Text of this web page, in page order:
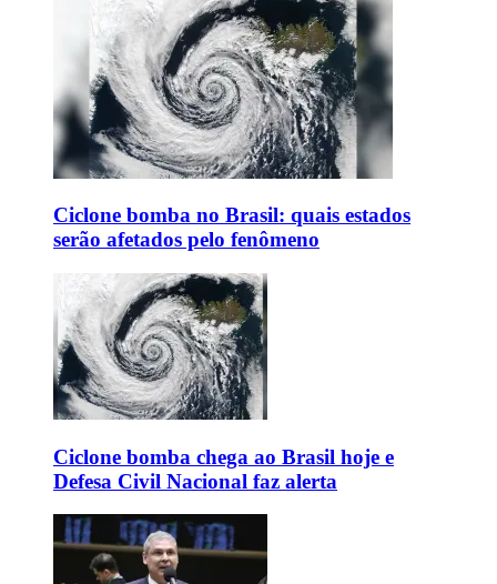
Ciclone bomba no Brasil: quais estados
serão afetados pelo fenômeno
Ciclone bomba chega ao Brasil hoje e
Defesa Civil Nacional faz alerta